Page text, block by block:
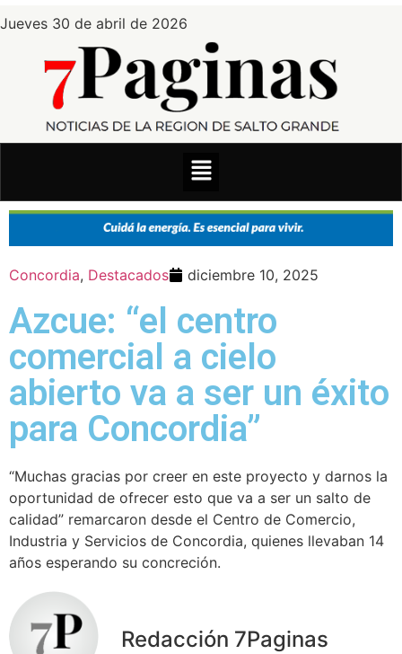
Jueves 30 de abril de 2026
Concordia, Destacados diciembre 10, 2025
Azcue: “el centro
comercial a cielo
abierto va a ser un éxito
para Concordia”
“Muchas gracias por creer en este proyecto y darnos la
oportunidad de ofrecer esto que va a ser un salto de
calidad” remarcaron desde el Centro de Comercio,
Industria y Servicios de Concordia, quienes llevaban 14
años esperando su concreción.
Redacción 7Paginas